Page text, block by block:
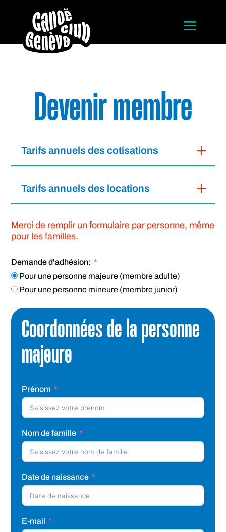
Devenir membre
Tarifs annuels des cotisations
Tarifs annuels des locations
Merci de remplir un formulaire par personne, même
pour les familles.
Demande d'adhésion:
Pour une personne majeure (membre adulte)
Pour une personne mineure (membre junior)
Coordonnées de la personne
majeure
Prénom
Nom de famille
Date de naissance
E-mail